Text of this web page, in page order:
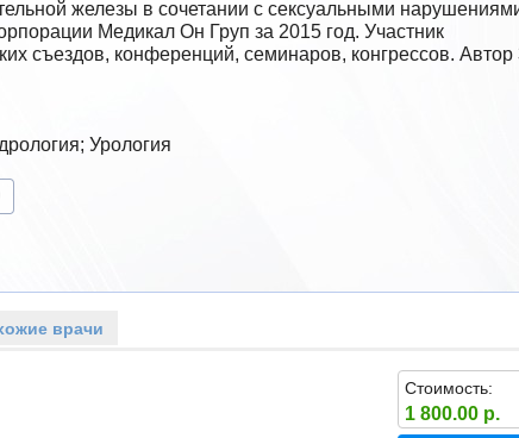
железы в сочетании с сексуальными
Медикал Он Груп за 2015 год. Участник
съездов, конференций, семинаров, конгрессов. Автор
Урология
врачи
Стоимость:
1 800.00 р.